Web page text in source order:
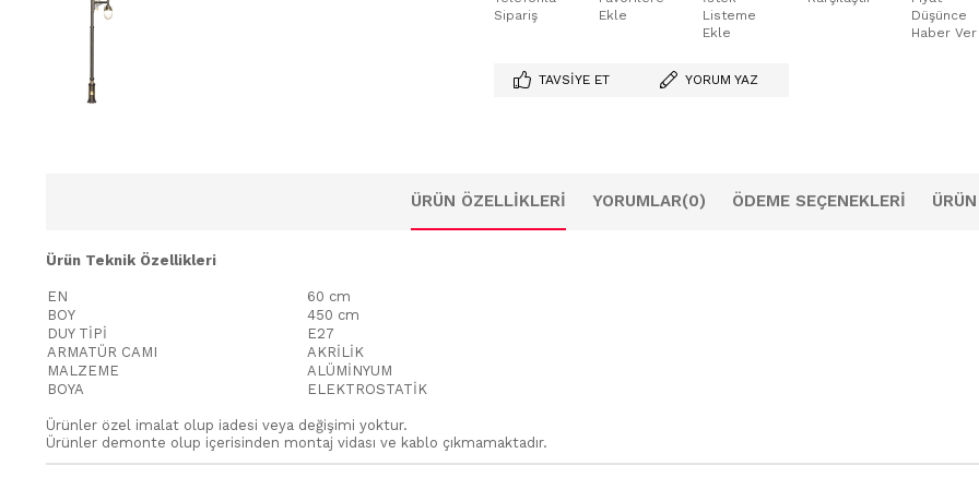
Sipariş
Ekle
Listeme
Ekle
Düşünce
Haber Ver
TAVSIYE ET YORUM YAZ
ÜRÜN ÖZELLIKLERI YORUMLAR(0) ÖDEME SEÇENEKLERI
Ürün Teknik Özellikleri
EN
60 cm
BOY
450 cm
DUY TİPİ
E27
ARMATÜR CAMI
AKRİLİK
MALZEME
ALÜMİNYUM
BOYA
ELEKTROSTATİK
Ürünler özel imalat olup iadesi veya değişimi yoktur.
Ürünler demonte olup içerisinden montaj vidası ve kablo çıkmamaktadır.